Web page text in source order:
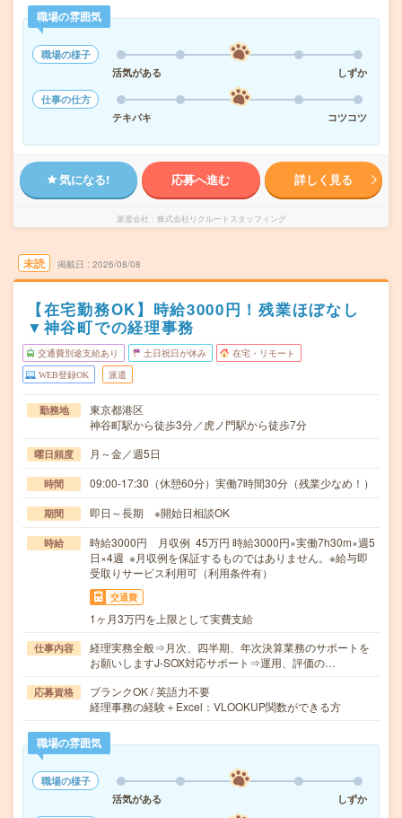
職場の雰囲気
職場の様子
活気がある
しずか
仕事の仕方
テキパキ
コツコツ
気になる! 応募へ進む 詳しく見る
派遣会社 株式会社リクルートスタッフィング
未読 掲載日 2026/08/08
【在宅勤務OK】時給3000円！残業ほぼなし
▼神谷町での経理事務
交通費別途支給あり 土日祝日が休み 在宅・リモート
WEB登録OK 派遣
勤務地
東京都港区
神谷町駅から徒歩3分／虎ノ門駅から徒歩7分
曜日頻度 月～金／週5日
時間 09:00-17:30（休憩60分）実働7時間30分（残業少なめ！）
期間 即日～長期 ※開始日相談OK
時給
時給3000円 月収例 45万円 時給3000円×実働7h30m×週5
日×4週 ※月収例を保証するものではありません。※給与即
受取りサービス利用可（利用条件有）
交通費
1ヶ月3万円を上限として実費支給
仕事内容
経理実務全般⇒月次、四半期、年次決算業務のサポートを
お願いしますJ-SOX対応サポート⇒運用、評価の…
応募資格
ブランクOK / 英語力不要
経理事務の経験＋Excel：VLOOKUP関数ができる方
職場の雰囲気
職場の様子
活気がある
しずか